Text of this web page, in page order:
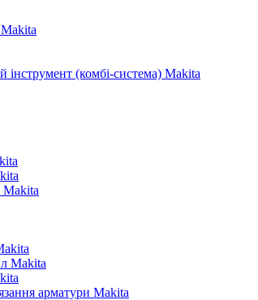
інструмент (комбі-система) Makita
Makita
Makita
арматури Makita